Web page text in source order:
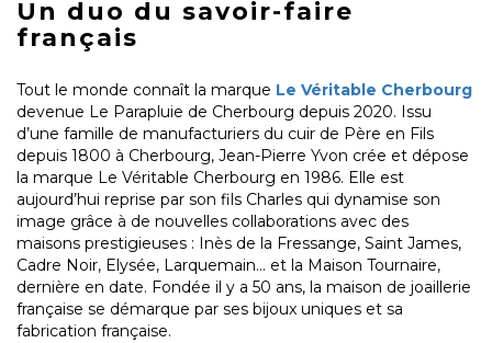
Un duo du savoir-faire
français
Tout le monde connaît la marque Le Véritable Cherbourg
devenue Le Parapluie de Cherbourg depuis 2020. Issu
d’une famille de manufacturiers du cuir de Père en Fils
depuis 1800 à Cherbourg, Jean-Pierre Yvon crée et dépose
la marque Le Véritable Cherbourg en 1986. Elle est
aujourd’hui reprise par son fils Charles qui dynamise son
image grâce à de nouvelles collaborations avec des
maisons prestigieuses : Inès de la Fressange, Saint James,
Cadre Noir, Elysée, Larquemain… et la Maison Tournaire,
dernière en date. Fondée il y a 50 ans, la maison de joaillerie
française se démarque par ses bijoux uniques et sa
fabrication française.